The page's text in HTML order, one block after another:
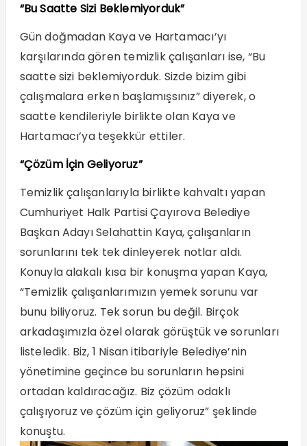
“Bu Saatte Sizi Beklemiyorduk”
Gün doğmadan Kaya ve Hartamacı’yı
karşılarında gören temizlik çalışanları ise, “Bu
saatte sizi beklemiyorduk. Sizde bizim gibi
çalışmalara erken başlamışsınız” diyerek, o
saatte kendileriyle birlikte olan Kaya ve
Hartamacı’ya teşekkür ettiler.
“Çözüm İçin Geliyoruz”
Temizlik çalışanlarıyla birlikte kahvaltı yapan
Cumhuriyet Halk Partisi Çayırova Belediye
Başkan Adayı Selahattin Kaya, çalışanların
sorunlarını tek tek dinleyerek notlar aldı.
Konuyla alakalı kısa bir konuşma yapan Kaya,
“Temizlik çalışanlarımızın yemek sorunu var
bunu biliyoruz. Tek sorun bu değil. Birçok
arkadaşımızla özel olarak görüştük ve sorunları
listeledik. Biz, 1 Nisan itibariyle Belediye’nin
yönetimine geçince bu sorunların hepsini
ortadan kaldıracağız. Biz çözüm odaklı
çalışıyoruz ve çözüm için geliyoruz” şeklinde
konuştu.